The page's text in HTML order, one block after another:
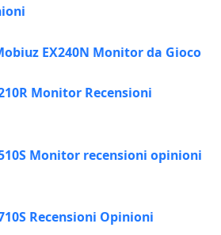
EX240N Monitor da Gioco
Monitor Recensioni
Monitor recensioni opinioni
Recensioni Opinioni